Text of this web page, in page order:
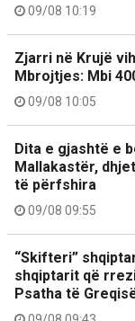
09/08 10:19
Zjarri në Krujë
Mbrojtjes: Mbi
09/08 10:05
Dita e gjashtë e
Mallakastër,
të përfshira
09/08 09:55
“Skifteri”
shqiptarit që
Psatha të